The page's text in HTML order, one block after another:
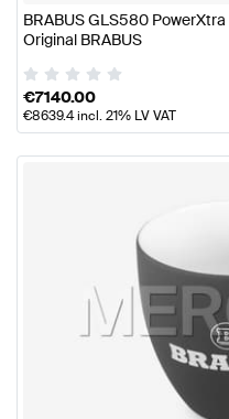
BRABUS GLS580
Original BRABUS
€7140.00
€8639.4incl. 21% LV VAT